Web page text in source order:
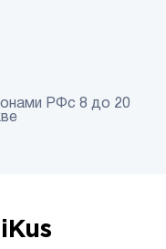
РФс 8 до 20